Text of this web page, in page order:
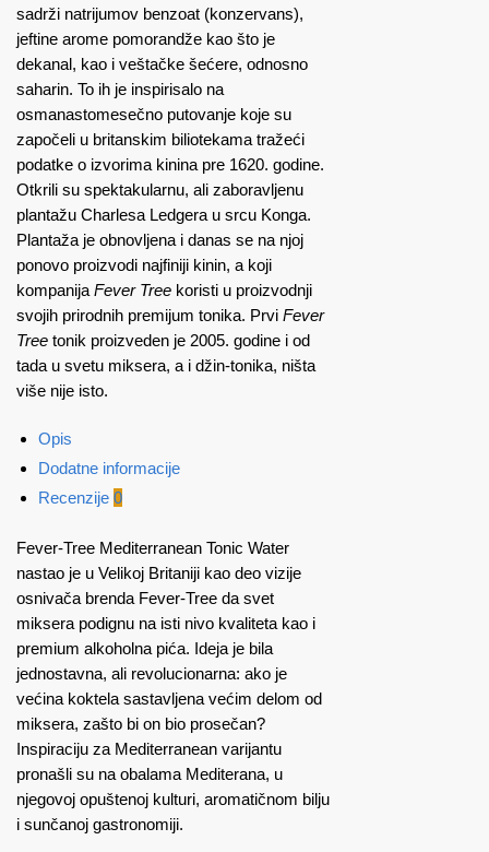
sadrži natrijumov benzoat (konzervans),
jeftine arome pomorandže kao što je
dekanal, kao i veštačke šećere, odnosno
saharin. To ih je inspirisalo na
osmanastomesečno putovanje koje su
započeli u britanskim biliotekama tražeći
podatke o izvorima kinina pre 1620. godine.
Otkrili su spektakularnu, ali zaboravljenu
plantažu Charlesa Ledgera u srcu Konga.
Plantaža je obnovljena i danas se na njoj
ponovo proizvodi najfiniji kinin, a koji
kompanija Fever Tree koristi u proizvodnji
svojih prirodnih premijum tonika. Prvi Fever
Tree tonik proizveden je 2005. godine i od
tada u svetu miksera, a i džin-tonika, ništa
više nije isto.
Opis
Dodatne informacije
Recenzije 0
Fever-Tree Mediterranean Tonic Water
nastao je u Velikoj Britaniji kao deo vizije
osnivača brenda Fever-Tree da svet
miksera podignu na isti nivo kvaliteta kao i
premium alkoholna pića. Ideja je bila
jednostavna, ali revolucionarna: ako je
većina koktela sastavljena većim delom od
miksera, zašto bi on bio prosečan?
Inspiraciju za Mediterranean varijantu
pronašli su na obalama Mediterana, u
njegovoj opuštenoj kulturi, aromatičnom bilju
i sunčanoj gastronomiji.